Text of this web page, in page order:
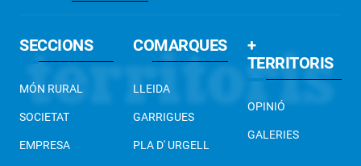
SECCIONS
MÓN RURAL
SOCIETAT
EMPRESA
COMARQUES
LLEIDA
GARRIGUES
PLA D' URGELL
+
TERRITORIS
OPINIÓ
GALERIES